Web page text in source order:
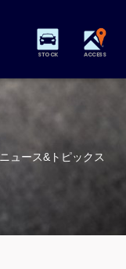
STOCK ACCESS
ニュース&トピックス